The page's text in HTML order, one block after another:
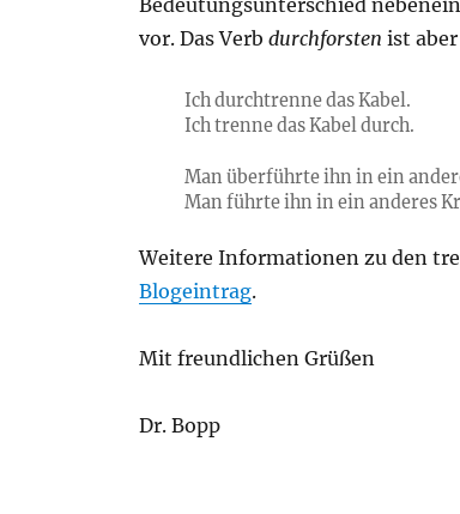
Bedeutungsunterschied
vor. Das Verb durchforsten ist
Ich durchtrenne das Kabel.
Ich trenne das Kabel durch.
Man überführte ihn in ein
Man führte ihn in ein anderes
Weitere Informationen zu den
Blogeintrag.
Mit freundlichen Grüßen
Dr. Bopp